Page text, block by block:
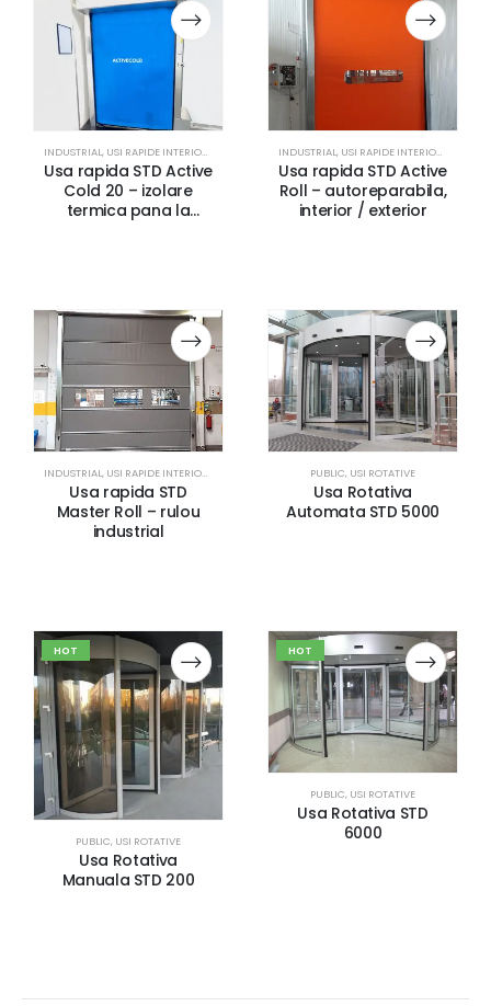
INDUSTRIAL, USI RAPIDE INTERIOR / EXTERIOR
Usa rapida STD Active
Cold 20 – izolare
termica pana la
INDUSTRIAL, USI RAPIDE INTERIOR / EXTERIOR
Usa rapida STD Active
Roll – autoreparabila,
interior / exterior
INDUSTRIAL, USI RAPIDE INTERIOR / EXTERIOR
Usa rapida STD
Master Roll – rulou
industrial
PUBLIC, USI ROTATIVE
Usa Rotativa
Automata STD 5000
HOT
PUBLIC, USI ROTATIVE
Usa Rotativa
Manuala STD 200
HOT
PUBLIC, USI ROTATIVE
Usa Rotativa STD
6000